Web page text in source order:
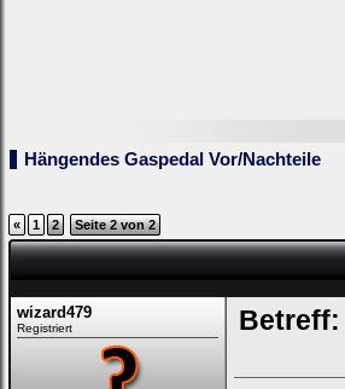
Hängendes Gaspedal Vor/Nachteile
« 1 2 Seite 2 von 2
wizard479
Registriert Betreff: